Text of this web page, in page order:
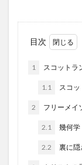
目次
1 スコットラ
1.1 スコ
2 フリーメイ
2.1 幾何学
2.2 裏に隠